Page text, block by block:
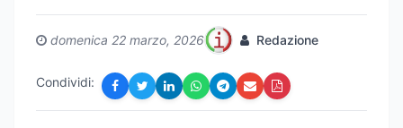
domenica 22 marzo, 2026 Redazione
Condividi: